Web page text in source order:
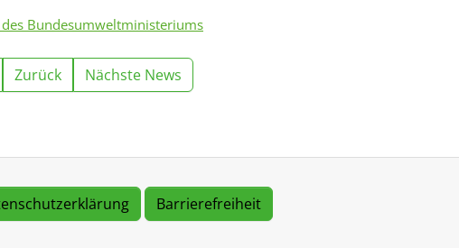
Bundesumweltministeriums
Zurück Nächste News
Barrierefreiheit